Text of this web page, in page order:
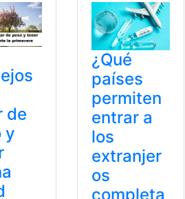
de
y
¿Qué
países
permiten
entrar a
los
extranjer
os
completa